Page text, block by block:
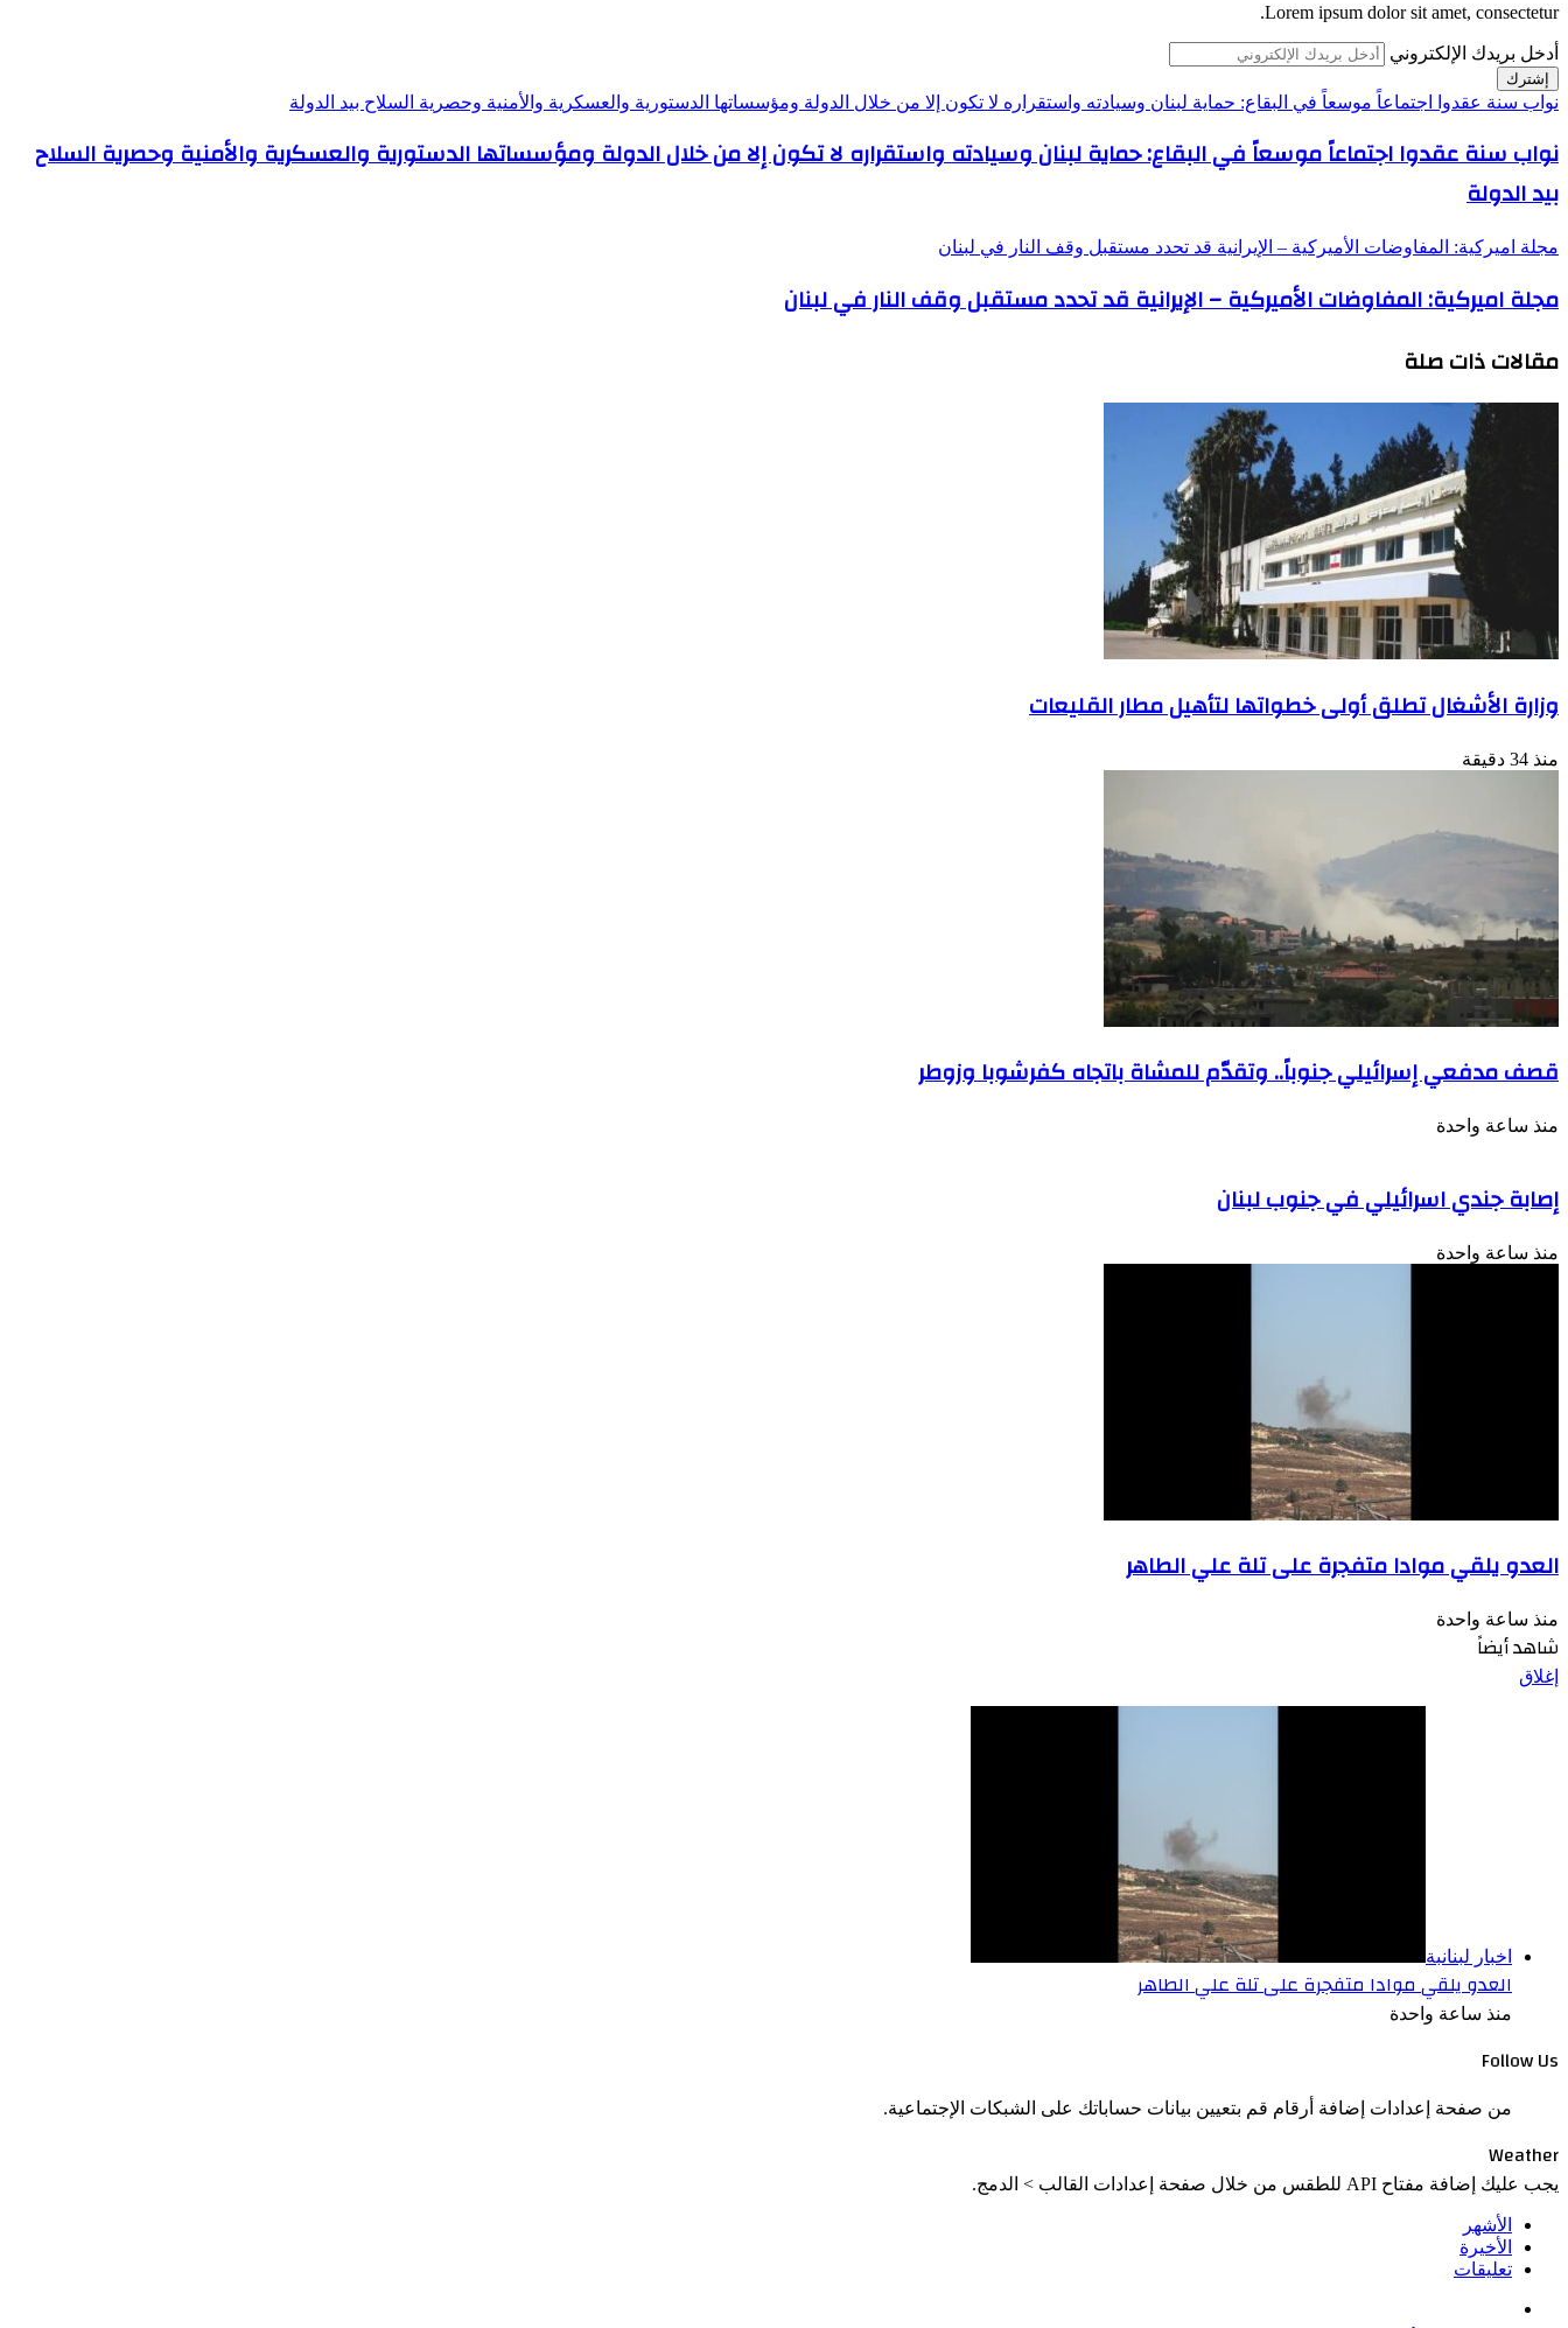
Lorem ipsum dolor sit amet, consectetur.
أدخل بريدك الإلكتروني
نواب سنة عقدوا اجتماعاً موسعاً في البقاع: حماية لبنان وسيادته واستقراره لا تكون إلا من خلال الدولة ومؤسساتها الدستورية والعسكرية والأمنية وحصرية السلاح بيد الدولة
نواب سنة عقدوا اجتماعاً موسعاً في البقاع: حماية لبنان وسيادته واستقراره لا تكون إلا من خلال الدولة ومؤسساتها الدستورية والعسكرية والأمنية وحصرية السلاح
بيد الدولة
مجلة اميركية: المفاوضات الأميركية – الإيرانية قد تحدد مستقبل وقف النار في لبنان
مجلة اميركية: المفاوضات الأميركية – الإيرانية قد تحدد مستقبل وقف النار في لبنان
مقالات ذات صلة
وزارة الأشغال تطلق أولى خطواتها لتأهيل مطار القليعات
منذ 34 دقيقة
قصف مدفعي إسرائيلي جنوباً.. وتقدّم للمشاة باتجاه كفرشوبا وزوطر
منذ ساعة واحدة
إصابة جندي اسرائيلي في جنوب لبنان
منذ ساعة واحدة
العدو يلقي موادا متفجرة على تلة علي الطاهر
منذ ساعة واحدة
شاهد أيضاً
إغلاق
اخبار لبنانبة
العدو يلقي موادا متفجرة على تلة علي الطاهر
منذ ساعة واحدة
Follow Us
من صفحة إعدادات إضافة أرقام قم بتعيين بيانات حساباتك على الشبكات الإجتماعية.
Weather
يجب عليك إضافة مفتاح API للطقس من خلال صفحة إعدادات القالب > الدمج.
الأشهر
الأخيرة
تعليقات